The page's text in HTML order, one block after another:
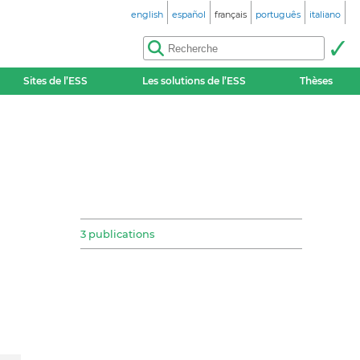
english español français português italiano
Sites de l’ESS Les solutions de l’ESS Thèses
3 publications